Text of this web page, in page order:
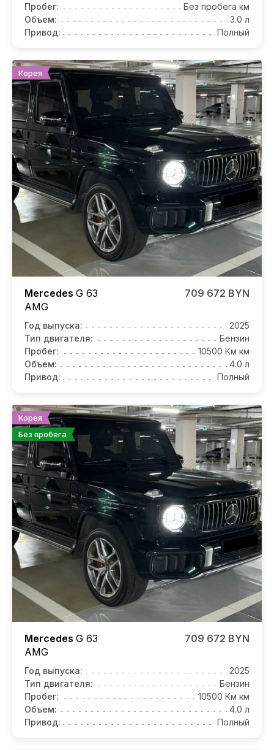
Пробег:
Без пробега км
Объем:
3.0 л
Привод:
Полный
Корея
Mercedes G 63
AMG
709 672 BYN
Год выпуска:
2025
Тип двигателя:
Бензин
Пробег:
10500 Км км
Объем:
4.0 л
Привод:
Полный
Корея
Без пробега
Mercedes G 63
AMG
709 672 BYN
Год выпуска:
2025
Тип двигателя:
Бензин
Пробег:
10500 Км км
Объем:
4.0 л
Привод:
Полный